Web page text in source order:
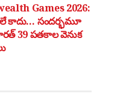
Games 2026:
కాదు… సందర్భమూ
39 పతకాల వెనుక